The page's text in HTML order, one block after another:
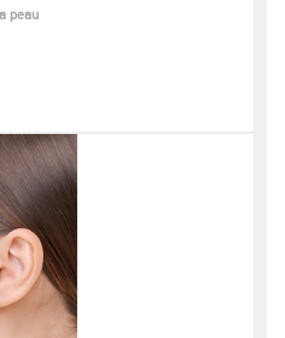
peau